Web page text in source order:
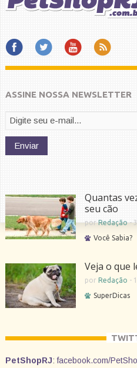
ASSINE NOSSA NEWSLETTER
Quantas
seu cão
porRedação-
Você Sabia?
Veja o que
por Redação -
SuperDicas
PetShopRJ:facebook.com/